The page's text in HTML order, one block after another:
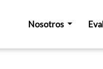
Nosotros